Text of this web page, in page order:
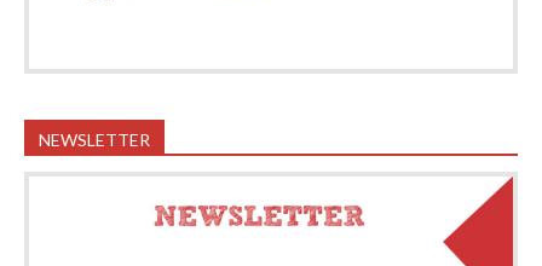
NEWSLETTER